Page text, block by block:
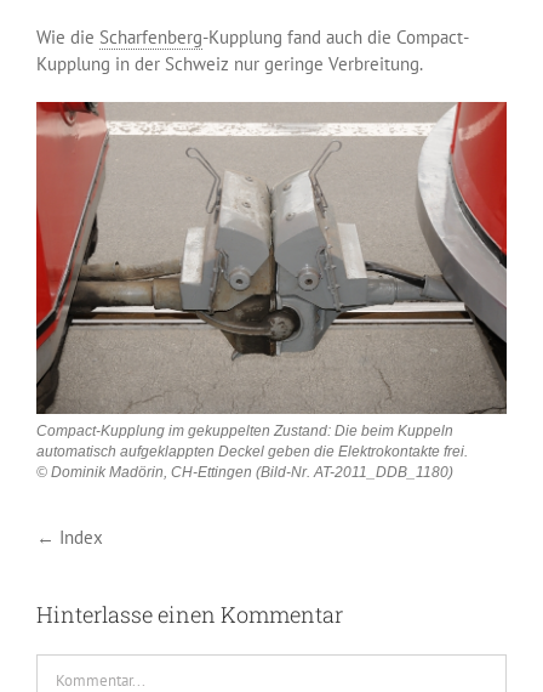
Wie die Scharfenberg-Kupplung fand auch die Compact-
Kupplung in der Schweiz nur geringe Verbreitung.
Compact-Kupplung im gekuppelten Zustand: Die beim Kuppeln
automatisch aufgeklappten Deckel geben die Elektrokontakte frei.
© Dominik Madörin, CH-Ettingen (Bild-Nr. AT-2011_DDB_1180)
← Index
Hinterlasse einen Kommentar